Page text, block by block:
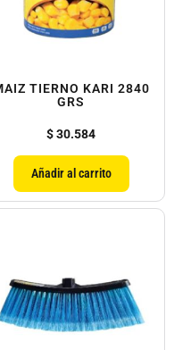
TIERNO KARI 2840
GRS
$30.584
Añadir al carrito